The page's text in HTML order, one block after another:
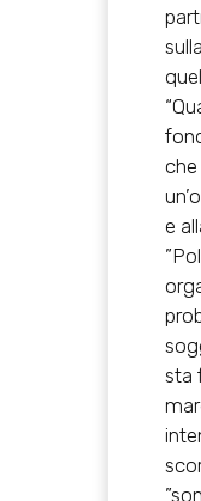
che
e
sta